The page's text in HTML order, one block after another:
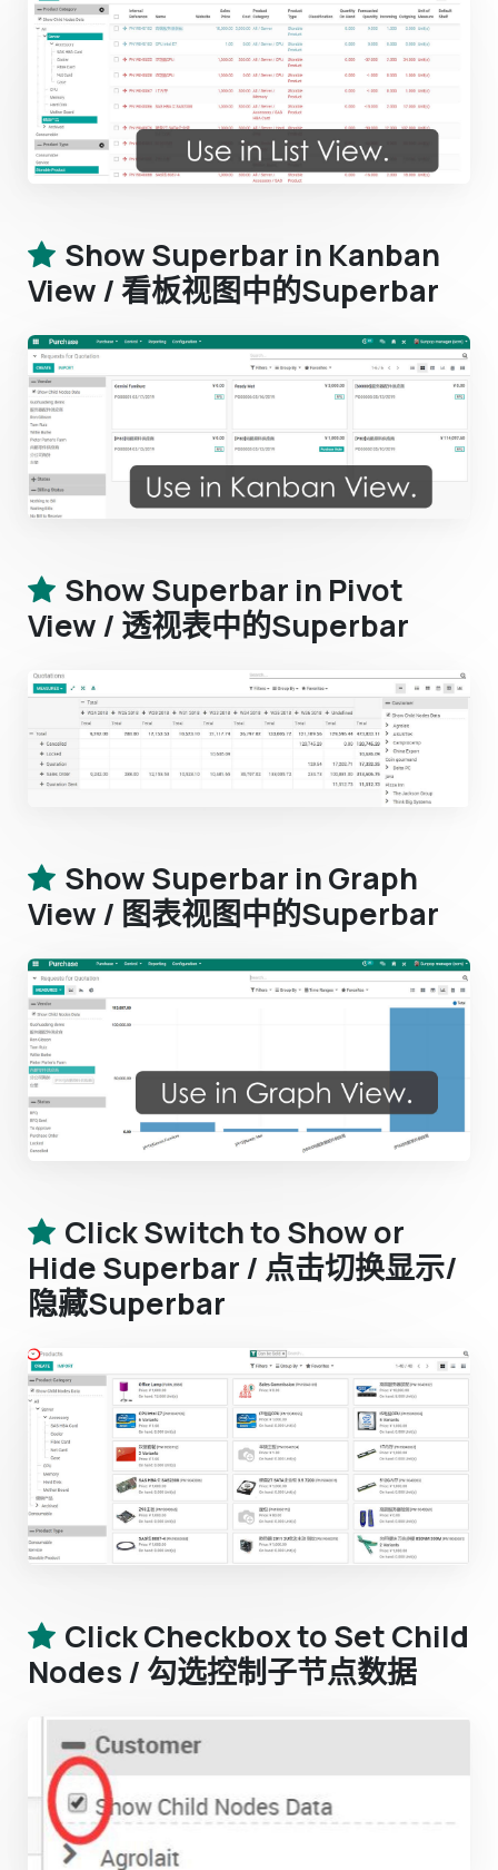
Show Superbar in Kanban
View / 看板视图中的Superbar
Show Superbar in Pivot
View / 透视表中的Superbar
Show Superbar in Graph
View / 图表视图中的Superbar
Click Switch to Show or
Hide Superbar / 点击切换显示/
隐藏Superbar
Click Checkbox to Set Child
Nodes / 勾选控制子节点数据